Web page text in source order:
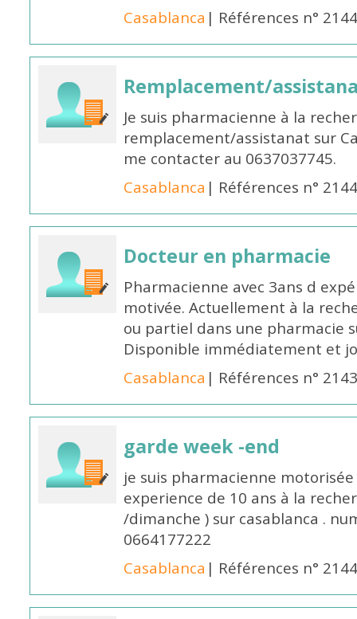
Casablanca | Références n°
Remplacement/
Je suis pharmacienne à la
remplacement/assistanat sur
me contacter au 0637037745.
Casablanca | Références n°
Docteur en pharmacie
Pharmacienne avec 3ans d
motivée. Actuellement à la
ou partiel dans une pharmacie
Disponible immédiatement et
Casablanca | Références n°
garde week -end
je suis pharmacienne
experience de 10 ans à la
/dimanche ) sur casablanca .
0664177222
Casablanca | Références n°